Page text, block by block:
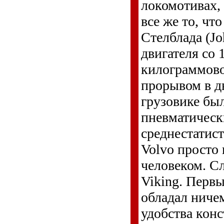
все же то,
Стелблада
двигателя со
прорывом в
грузовике
Volvo просто
человеком.
Viking.
обладал
удобства